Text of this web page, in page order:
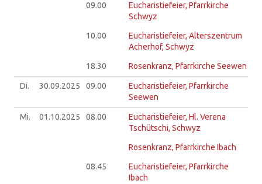
09.00
Eucharistiefeier, Pfarrkirche
Schwyz
10.00
Eucharistiefeier, Alterszentrum
Acherhof, Schwyz
18.30 Rosenkranz, Pfarrkirche Seewen
Di. 30.09.2025 09.00
Eucharistiefeier, Pfarrkirche
Seewen
Mi. 01.10.2025 08.00
Eucharistiefeier, Hl. Verena
Tschütschi, Schwyz
Rosenkranz, Pfarrkirche Ibach
08.45
Eucharistiefeier, Pfarrkirche
Ibach